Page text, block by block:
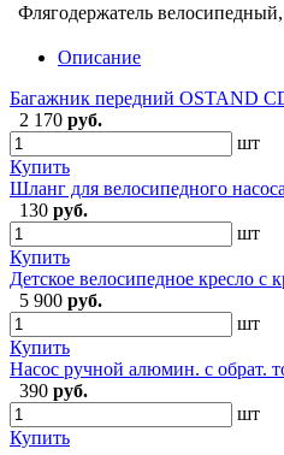
Флягодержатель
Описание
Багажник передний OSTAND
2 170 руб.
шт
Купить
Шланг для велосипедного
130 руб.
шт
Купить
Детское велосипедное кресло с
5 900 руб.
шт
Купить
Насос ручной алюмин. с
390 руб.
шт
Купить